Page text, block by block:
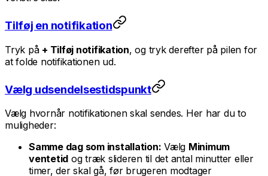
Tilføj en notifikation
Tryk på + Tilføj notifikation, og tryk derefter på pilen for
at folde notifikationen ud.
Vælg udsendelsestidspunkt
Vælg hvornår notifikationen skal sendes. Her har du to
muligheder:
Samme dag som installation: Vælg Minimum
ventetid og træk slideren til det antal minutter eller
timer, der skal gå, før brugeren modtager